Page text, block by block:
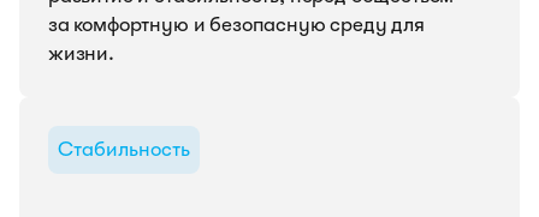
за комфортную и безопасную среду для
жизни.
Стабильность